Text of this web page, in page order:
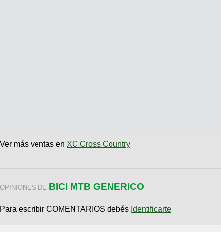
Ver más ventas en XC Cross Country
OPINIONES DE BICI MTB GENERICO
Para escribir COMENTARIOS debés Identificarte